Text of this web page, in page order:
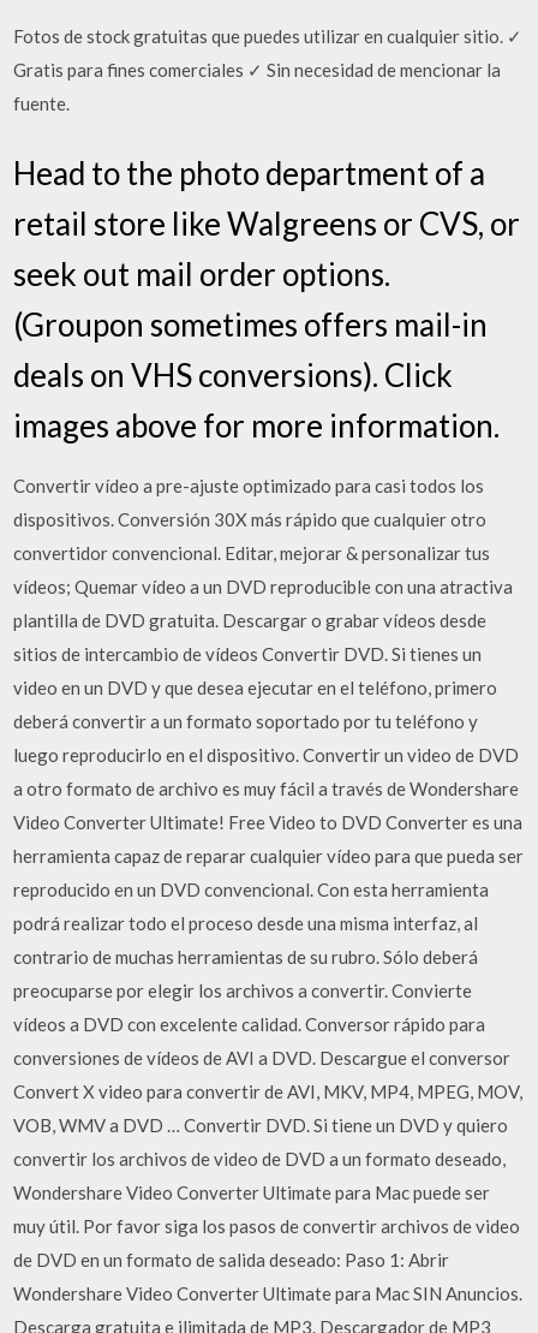
Fotos de stock gratuitas que puedes utilizar en cualquier sitio. ✓
Gratis para fines comerciales ✓ Sin necesidad de mencionar la
fuente.
Head to the photo department of a
retail store like Walgreens or CVS, or
seek out mail order options.
(Groupon sometimes offers mail-in
deals on VHS conversions). Click
images above for more information.
Convertir vídeo a pre-ajuste optimizado para casi todos los
dispositivos. Conversión 30X más rápido que cualquier otro
convertidor convencional. Editar, mejorar & personalizar tus
vídeos; Quemar vídeo a un DVD reproducible con una atractiva
plantilla de DVD gratuita. Descargar o grabar vídeos desde
sitios de intercambio de vídeos Convertir DVD. Si tienes un
video en un DVD y que desea ejecutar en el teléfono, primero
deberá convertir a un formato soportado por tu teléfono y
luego reproducirlo en el dispositivo. Convertir un video de DVD
a otro formato de archivo es muy fácil a través de Wondershare
Video Converter Ultimate! Free Video to DVD Converter es una
herramienta capaz de reparar cualquier vídeo para que pueda ser
reproducido en un DVD convencional. Con esta herramienta
podrá realizar todo el proceso desde una misma interfaz, al
contrario de muchas herramientas de su rubro. Sólo deberá
preocuparse por elegir los archivos a convertir. Convierte
vídeos a DVD con excelente calidad. Conversor rápido para
conversiones de vídeos de AVI a DVD. Descargue el conversor
Convert X video para convertir de AVI, MKV, MP4, MPEG, MOV,
VOB, WMV a DVD … Convertir DVD. Si tiene un DVD y quiero
convertir los archivos de video de DVD a un formato deseado,
Wondershare Video Converter Ultimate para Mac puede ser
muy útil. Por favor siga los pasos de convertir archivos de video
de DVD en un formato de salida deseado: Paso 1: Abrir
Wondershare Video Converter Ultimate para Mac SIN Anuncios.
Descarga gratuita e ilimitada de MP3. Descargador de MP3